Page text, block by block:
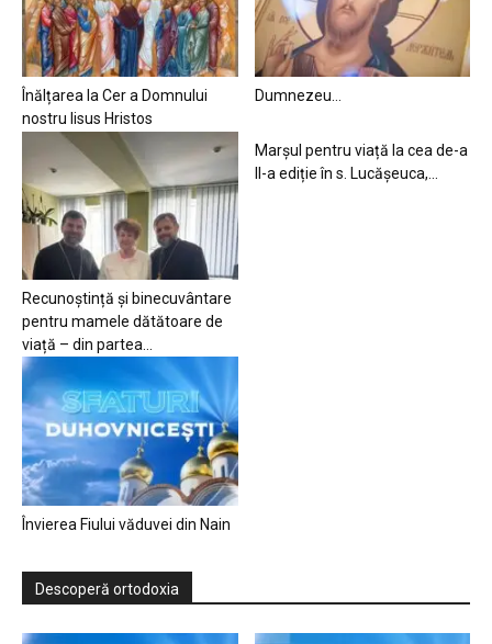
Înălțarea la Cer a Domnului
nostru Iisus Hristos
Dumnezeu…
Recunoștință și binecuvântare
pentru mamele dătătoare de
viață – din partea...
Marșul pentru viață la cea de-a
II-a ediție în s. Lucășeuca,...
Învierea Fiului văduvei din Nain
Descoperă ortodoxia